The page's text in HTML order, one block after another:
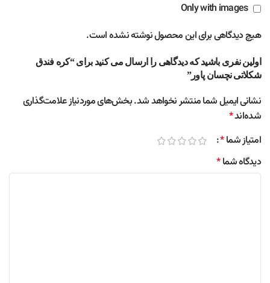
Only with images
هیچ دیدگاهی برای این محصول نوشته نشده است.
اولین نفری باشید که دیدگاهی را ارسال می کنید برای “کره فندق
شکلاتی نچسان پاور”
نشانی ایمیل شما منتشر نخواهد شد.بخش‌های موردنیاز علامت‌گذاری
شده‌اند*
امتیاز شما*
دیدگاه شما*